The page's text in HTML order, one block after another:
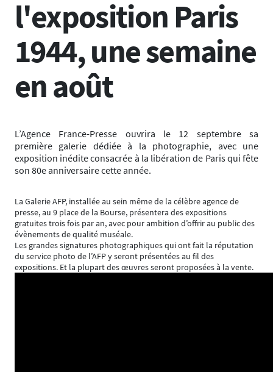
l'exposition Paris
1944, une semaine
en août
L’Agence France-Presse ouvrira le 12 septembre sa
première galerie dédiée à la photographie, avec une
exposition inédite consacrée à la libération de Paris qui fête
son 80e anniversaire cette année.
La Galerie AFP, installée au sein même de la célèbre agence de
presse, au 9 place de la Bourse, présentera des expositions
gratuites trois fois par an, avec pour ambition d’offrir au public des
évènements de qualité muséale.
Les grandes signatures photographiques qui ont fait la réputation
du service photo de l’AFP y seront présentées au fil des
expositions. Et la plupart des œuvres seront proposées à la vente.